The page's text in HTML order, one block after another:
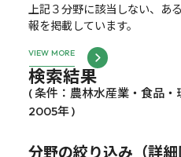
上記３分野に該当しない、あ
報を掲載しています。
VIEW MORE
検索結果
( 条件：農林水産業・食品
2005年 )
分野の絞り込み（詳細